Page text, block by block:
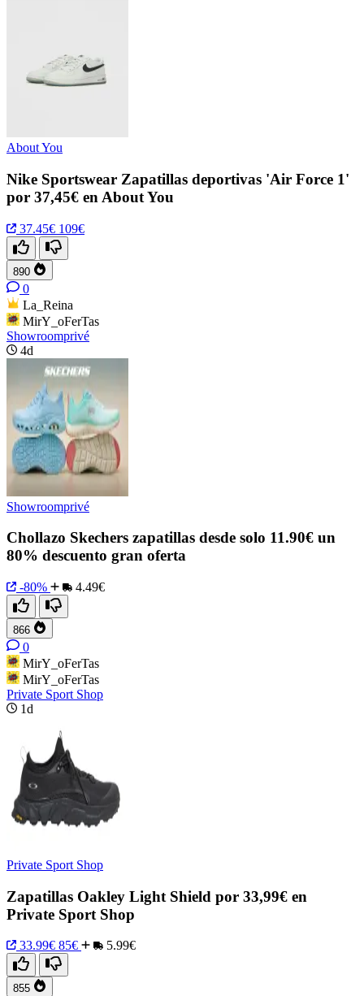
About You
Nike Sportswear Zapatillas deportivas 'Air Force 1'
por 37,45€ en About You
37.45€ 109€
890
0
La_Reina
MirY_oFerTas
Showroomprivé
4d
Showroomprivé
Chollazo Skechers zapatillas desde solo 11.90€ un
80% descuento gran oferta
-80% 4.49€
866
0
MirY_oFerTas
MirY_oFerTas
Private Sport Shop
1d
Private Sport Shop
Zapatillas Oakley Light Shield por 33,99€ en
Private Sport Shop
33.99€ 85€ 5.99€
855